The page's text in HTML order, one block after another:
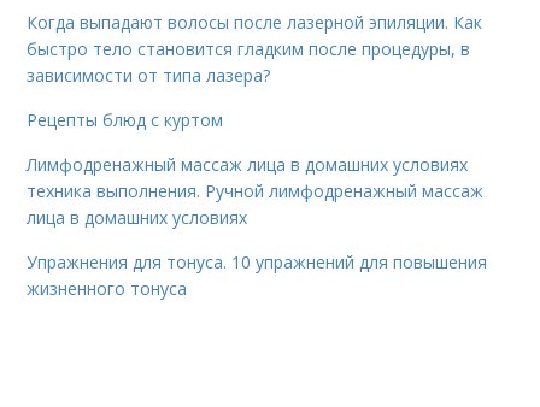
Когда выпадают волосы после лазерной эпиляции. Как
быстро тело становится гладким после процедуры, в
зависимости от типа лазера?
Рецепты блюд с куртом
Лимфодренажный массаж лица в домашних условиях
техника выполнения. Ручной лимфодренажный массаж
лица в домашних условиях
Упражнения для тонуса. 10 упражнений для повышения
жизненного тонуса